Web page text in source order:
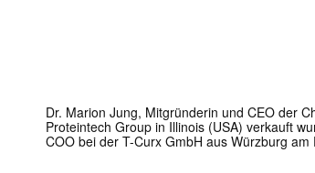
Dr. Marion Jung, Mitgründerin und CEO der
Proteintech Group in Illinois (USA) verkauft
COO bei der T-Curx GmbH aus Würzburg